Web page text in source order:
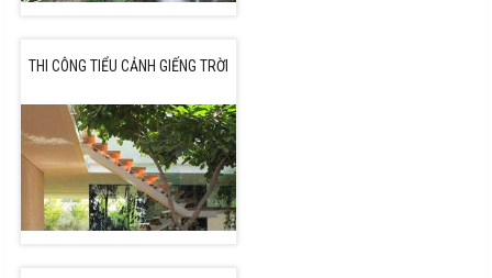
THI CÔNG TIỂU CẢNH GIẾNG TRỜI